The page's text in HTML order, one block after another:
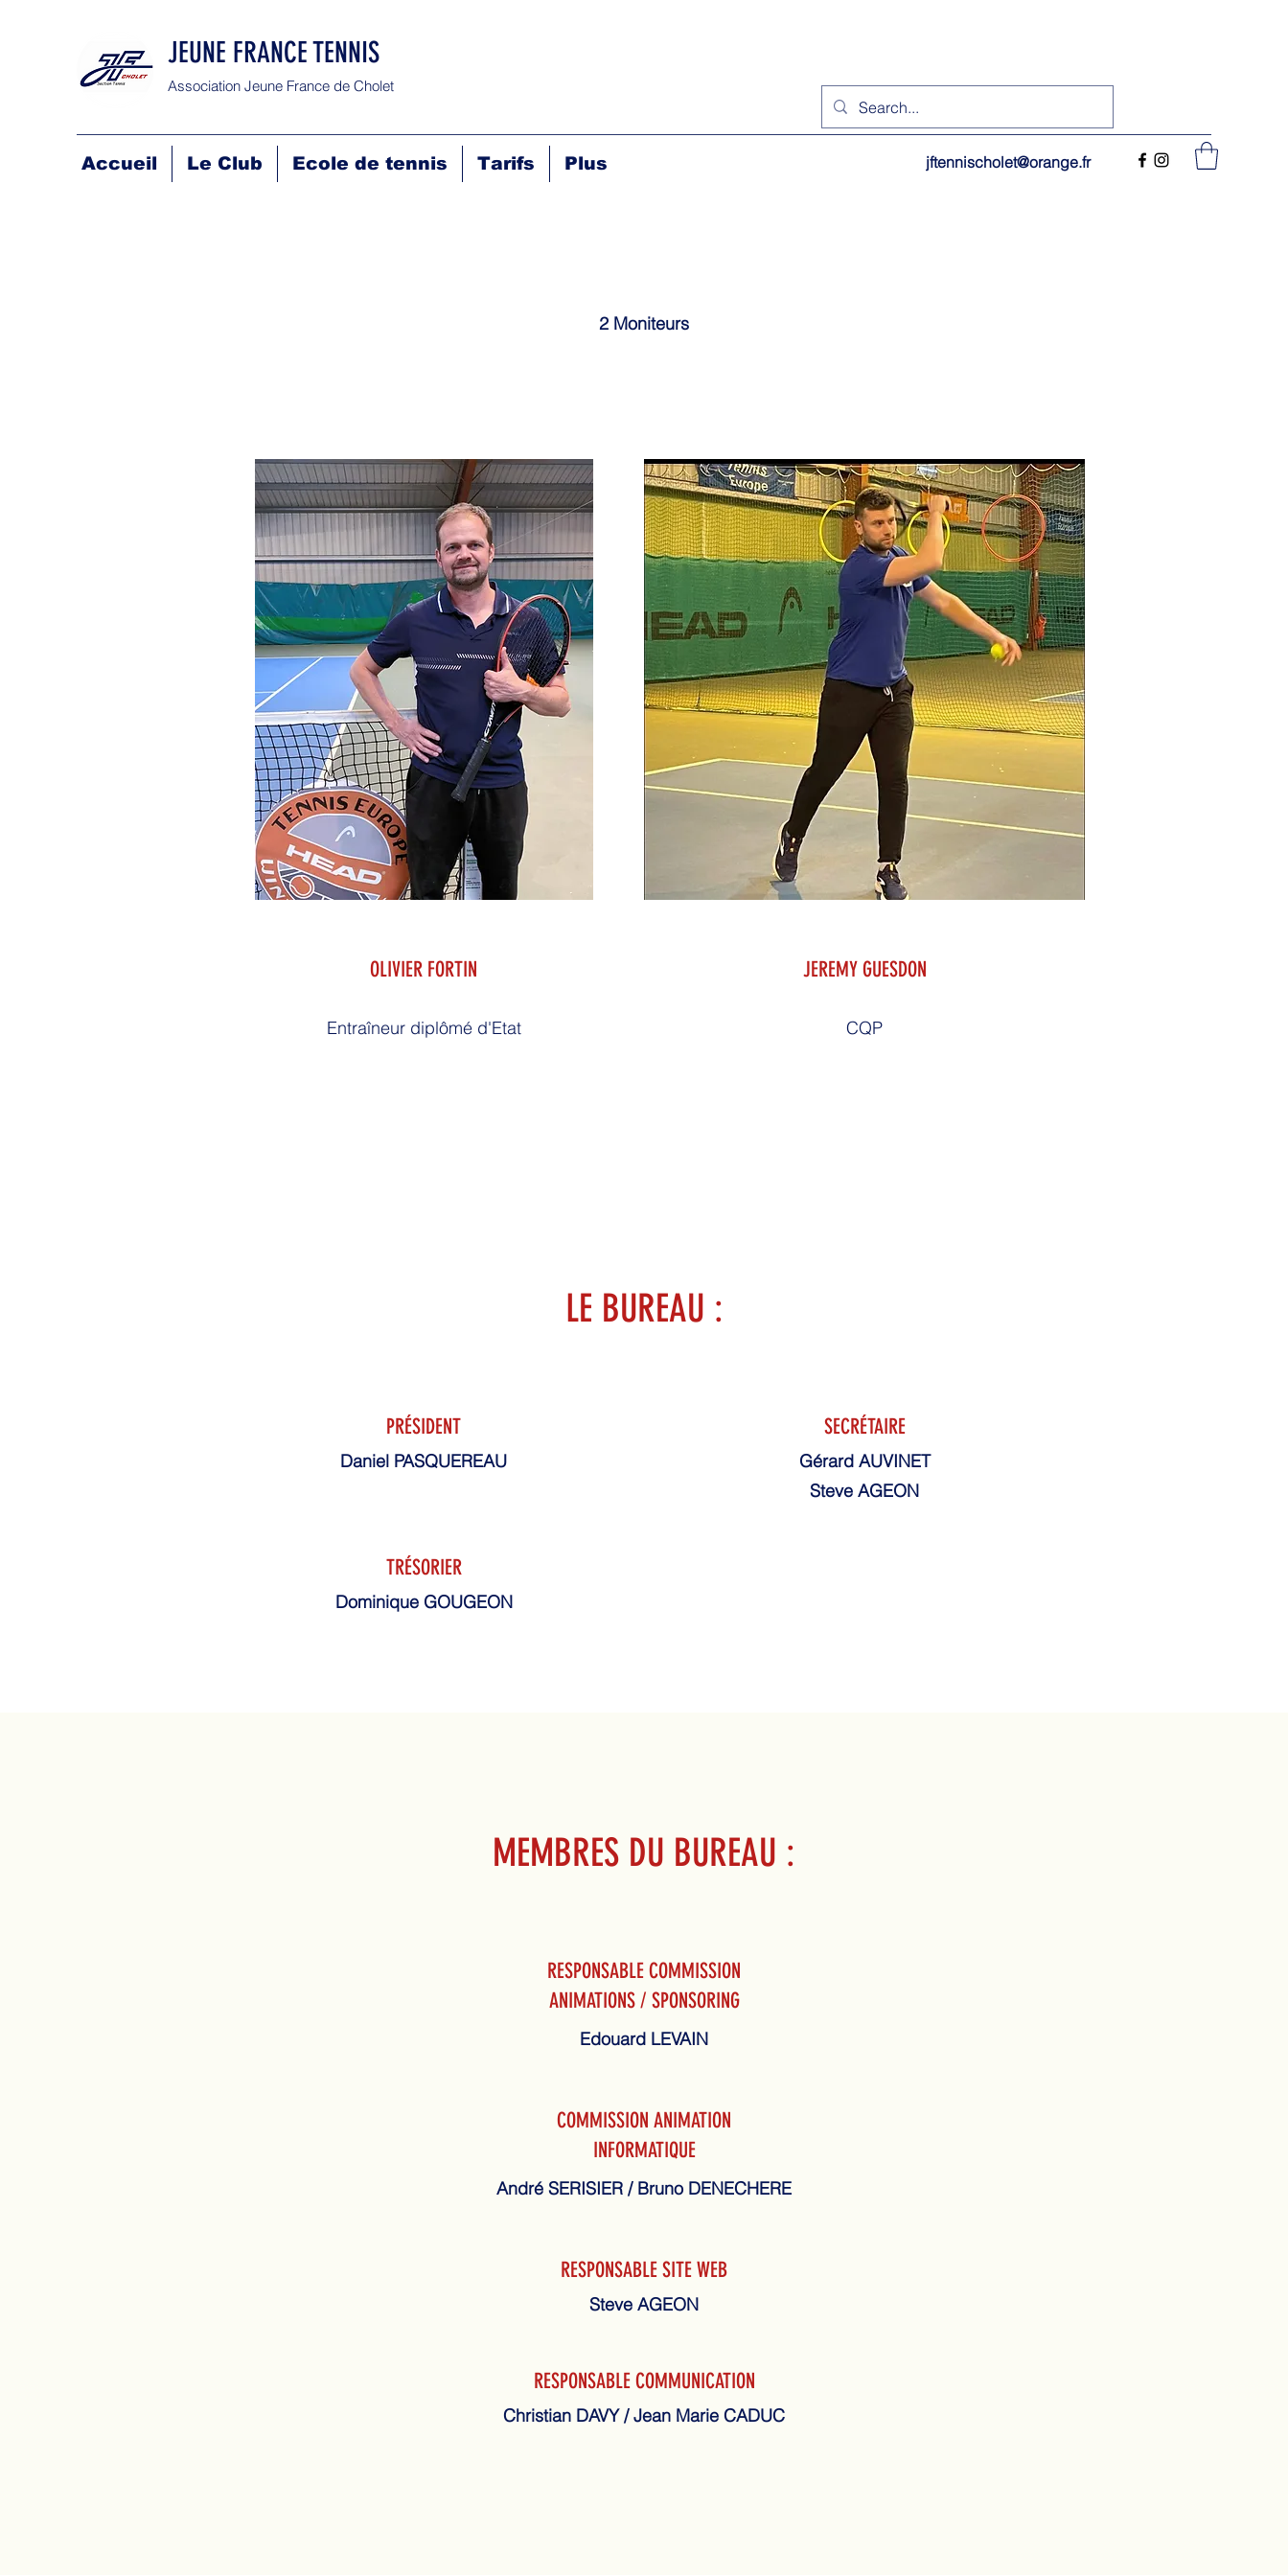
JEUNE FRANCE TENNIS
Association Jeune France de Cholet
Accueil Le Club Ecole de tennis Tarifs Plus jftennischolet@orange.fr
2 Moniteurs
OLIVIER FORTIN
Entraîneur diplômé d'Etat
JEREMY GUESDON
CQP
LE BUREAU :
PRÉSIDENT
Daniel PASQUEREAU
SECRÉTAIRE
GérardAUVINET
Steve AGEON
TRÉSORIER
Dominique GOUGEON
MEMBRES DU BUREAU :
RESPONSABLE COMMISSION
ANIMATIONS / SPONSORING
Edouard LEVAIN
COMMISSION ANIMATION
INFORMATIQUE
André SERISIER / Bruno DENECHERE
RESPONSABLE SITE WEB
Steve AGEON
RESPONSABLE COMMUNICATION
Christian DAVY / Jean Marie CADUC